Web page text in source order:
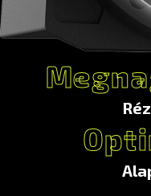
A nagyszabású
több mikrocsatornát tesz